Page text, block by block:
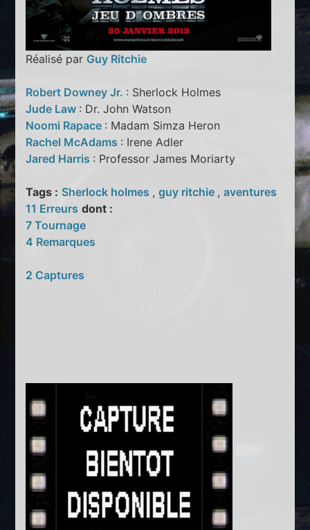
Réalisé par Guy Ritchie
Robert Downey Jr. : Sherlock Holmes
Jude Law : Dr. John Watson
Noomi Rapace : Madam Simza Heron
Rachel McAdams : Irene Adler
Jared Harris : Professor James Moriarty
Tags : Sherlock holmes ,guy ritchie ,aventures
11 Erreurs dont :
7 Tournage
4 Remarques
2 Captures